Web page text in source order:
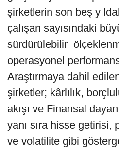
şirketlerin son beş
çalışan sayısındaki
sürdürülebilir
operasyonel
Araştırmaya dahil
şirketler; kârlılık,
akışı ve Finansal
yanı sıra hisse getirisi,
ve volatilite gibi